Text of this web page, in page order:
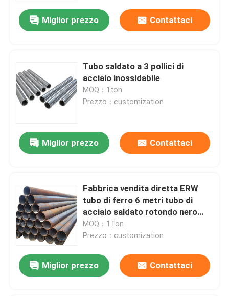
Miglior prezzo Contattaci
Tubo saldato a 3 pollici di
acciaio inossidabile
MOQ：1ton
Prezzo：customization
Miglior prezzo Contattaci
Fabbrica vendita diretta ERW
tubo di ferro 6 metri tubo di
acciaio saldato rotondo nero
tubo di acciaio al carbonio
MOQ：1Ton
Prezzo：customization
Miglior prezzo Contattaci